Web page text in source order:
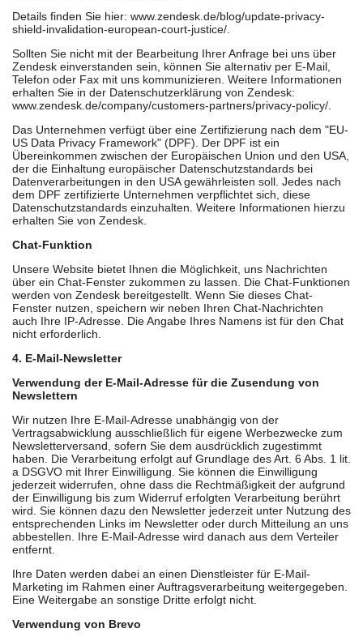
Details finden Sie hier: www.zendesk.de/blog/update-privacy-
shield-invalidation-european-court-justice/.
Sollten Sie nicht mit der Bearbeitung Ihrer Anfrage bei uns über
Zendesk einverstanden sein, können Sie alternativ per E-Mail,
Telefon oder Fax mit uns kommunizieren. Weitere Informationen
erhalten Sie in der Datenschutzerklärung von Zendesk:
www.zendesk.de/company/customers-partners/privacy-policy/.
Das Unternehmen verfügt über eine Zertifizierung nach dem "EU-
US Data Privacy Framework" (DPF). Der DPF ist ein
Übereinkommen zwischen der Europäischen Union und den USA,
der die Einhaltung europäischer Datenschutzstandards bei
Datenverarbeitungen in den USA gewährleisten soll. Jedes nach
dem DPF zertifizierte Unternehmen verpflichtet sich, diese
Datenschutzstandards einzuhalten. Weitere Informationen hierzu
erhalten Sie von Zendesk.
Chat-Funktion
Unsere Website bietet Ihnen die Möglichkeit, uns Nachrichten
über ein Chat-Fenster zukommen zu lassen. Die Chat-Funktionen
werden von Zendesk bereitgestellt. Wenn Sie dieses Chat-
Fenster nutzen, speichern wir neben Ihren Chat-Nachrichten
auch Ihre IP-Adresse. Die Angabe Ihres Namens ist für den Chat
nicht erforderlich.
4. E-Mail-Newsletter
Verwendung der E-Mail-Adresse für die Zusendung von
Newslettern
Wir nutzen Ihre E-Mail-Adresse unabhängig von der
Vertragsabwicklung ausschließlich für eigene Werbezwecke zum
Newsletterversand, sofern Sie dem ausdrücklich zugestimmt
haben. Die Verarbeitung erfolgt auf Grundlage des Art. 6 Abs. 1 lit.
a DSGVO mit Ihrer Einwilligung. Sie können die Einwilligung
jederzeit widerrufen, ohne dass die Rechtmäßigkeit der aufgrund
der Einwilligung bis zum Widerruf erfolgten Verarbeitung berührt
wird. Sie können dazu den Newsletter jederzeit unter Nutzung des
entsprechenden Links im Newsletter oder durch Mitteilung an uns
abbestellen. Ihre E-Mail-Adresse wird danach aus dem Verteiler
entfernt.
Ihre Daten werden dabei an einen Dienstleister für E-Mail-
Marketing im Rahmen einer Auftragsverarbeitung weitergegeben.
Eine Weitergabe an sonstige Dritte erfolgt nicht.
Verwendung von Brevo